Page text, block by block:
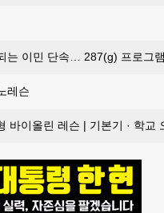
는 이민 단속… 287(g) 프로그
레슨
바이올린 레슨 | 기본기 · 학